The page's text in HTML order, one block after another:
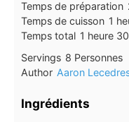
Temps de préparation
Temps de cuisson 1
Temps total 1 heure
heure 30
Servings 8 Personnes
Author Aaron
Ingrédients